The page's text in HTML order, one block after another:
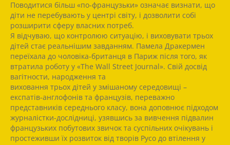
Поводитися більш «по-французьки» означає визнати, що
діти не перебувають у центрі світу, і дозволити собі
розширити сферу власних потреб.
Я відчуваю, що контролюю ситуацію, і виховувати трьох
дітей стає реальнішим завданням. Памела Дракермен
переїхала до чоловіка-британця в Париж після того, як
втратила роботу у «The Wall Street Journal». Свій досвід
вагітности, народження та
виховання трьох дітей у змішаному середовищі –
експатів-англофонів та французів, переважно
представників середнього класу, вона доповнює підходом
журналістки-дослідниці, узявшись за вивчення підвалин
французьких побутових звичок та суспільних очікувань і
простеживши їх розвиток від творів Русо до втілення у